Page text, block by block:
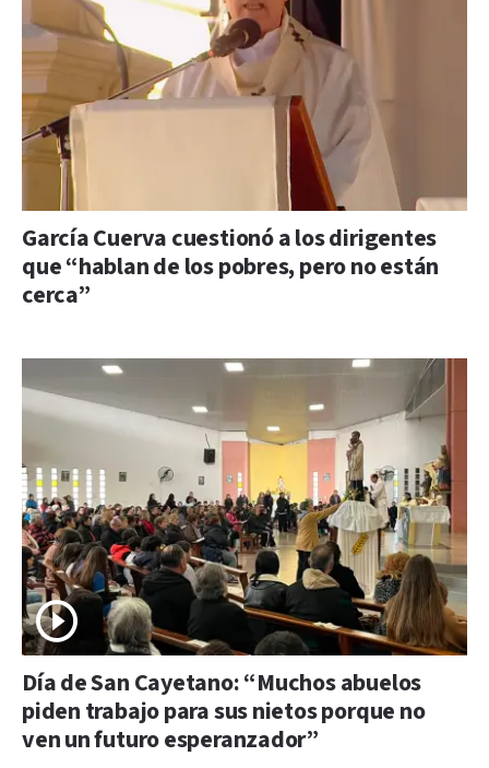
García Cuerva cuestionó a los dirigentes
que “hablan de los pobres, pero no están
cerca”
Día de San Cayetano: “Muchos abuelos
piden trabajo para sus nietos porque no
ven un futuro esperanzador”